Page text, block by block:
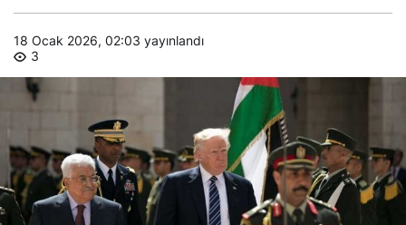
18 Ocak 2026, 02:03 yayınlandı
3